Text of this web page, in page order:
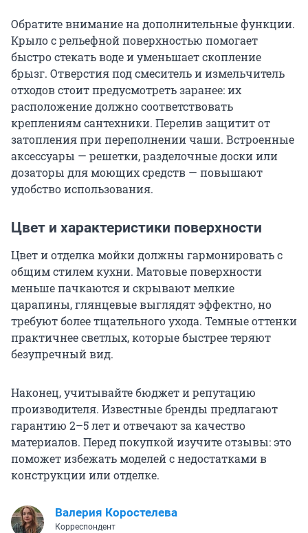
Обратите внимание на дополнительные функции.
Крыло с рельефной поверхностью помогает
быстро стекать воде и уменьшает скопление
брызг. Отверстия под смеситель и измельчитель
отходов стоит предусмотреть заранее: их
расположение должно соответствовать
креплениям сантехники. Перелив защитит от
затопления при переполнении чаши. Встроенные
аксессуары — решетки, разделочные доски или
дозаторы для моющих средств — повышают
удобство использования.
Цвет и характеристики поверхности
Цвет и отделка мойки должны гармонировать с
общим стилем кухни. Матовые поверхности
меньше пачкаются и скрывают мелкие
царапины, глянцевые выглядят эффектно, но
требуют более тщательного ухода. Темные оттенки
практичнее светлых, которые быстрее теряют
безупречный вид.
Наконец, учитывайте бюджет и репутацию
производителя. Известные бренды предлагают
гарантию 2–5 лет и отвечают за качество
материалов. Перед покупкой изучите отзывы: это
поможет избежать моделей с недостатками в
конструкции или отделке.
Валерия Коростелева
Корреспондент